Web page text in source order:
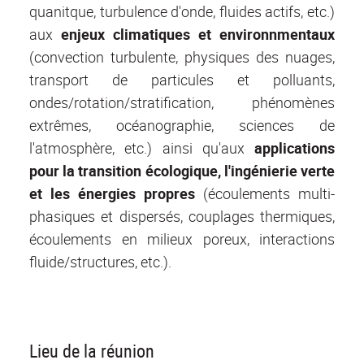
quanitque, turbulence d'onde, fluides actifs, etc.)
aux enjeux climatiques et environnmentaux
(convection turbulente, physiques des nuages,
transport de particules et polluants,
ondes/rotation/stratification, phénomènes
extrêmes, océanographie, sciences de
l'atmosphère, etc.) ainsi qu'aux applications
pour la transition écologique, l'ingénierie verte
et les énergies propres (écoulements multi-
phasiques et dispersés, couplages thermiques,
écoulements en milieux poreux, interactions
fluide/structures, etc.).
Lieu de la réunion